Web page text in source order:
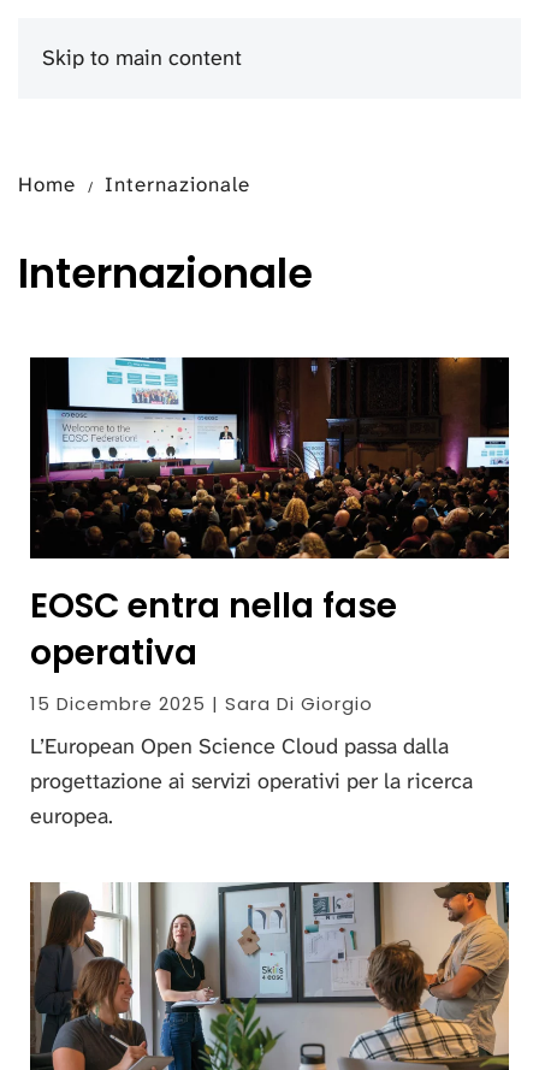
Skip to main content
Home Internazionale
Internazionale
EOSC entra nella fase
operativa
15 Dicembre 2025 | Sara Di Giorgio
L’European Open Science Cloud passa dalla
progettazione ai servizi operativi per la ricerca
europea.